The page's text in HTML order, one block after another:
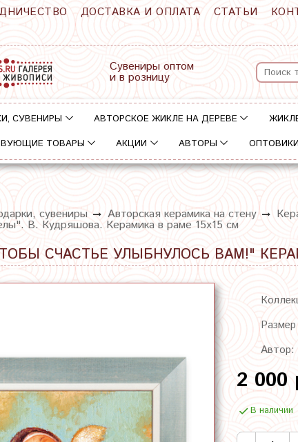
ДОСТАВКА И ОПЛАТА СТАТЬИ
Сувениры оптом
и в розницу
СУВЕНИРЫ АВТОРСКОЕ ЖИКЛЕ НА ДЕРЕВЕ
ТОВАРЫ
АКЦИИ АВТОРЫ ОПТОВИКИ
сувениры Авторская керамика на стену
В. Кудряшова. Керамика в раме 15х15 см
СЧАСТЬЕ УЛЫБНУЛОСЬ ВАМ!"
Автор:
2 000
В наличии